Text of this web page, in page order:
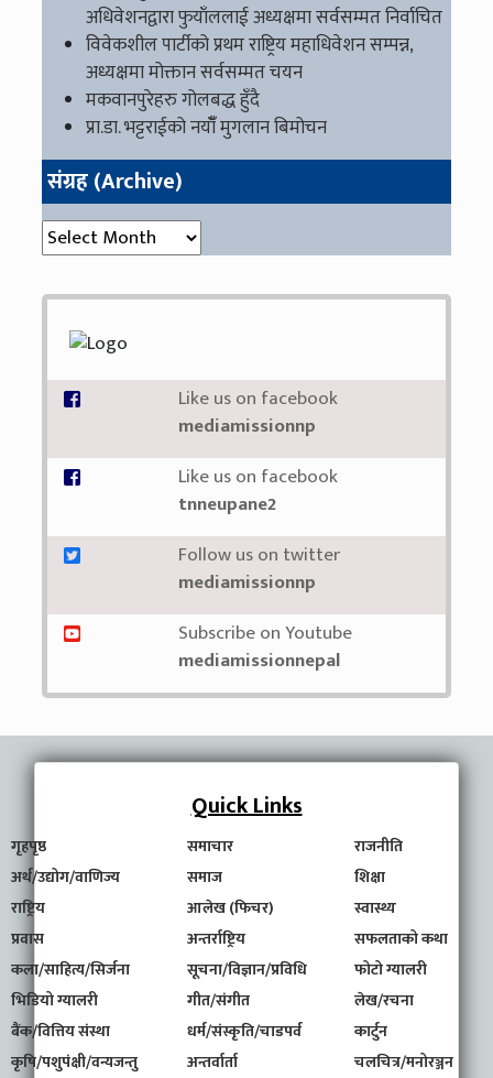
अधिवेशनद्वारा फुयाँललाई अध्यक्षमा सर्वसम्मत निर्वाचित
विवेकशील पार्टीको प्रथम राष्ट्रिय महाधिवेशन सम्पन्न,
अध्यक्षमा मोक्तान सर्वसम्मत चयन
मकवानपुरेहरु गोलबद्ध हुँदै
प्रा.डा. भट्टराईको नयाँँ मुगलान बिमोचन
संग्रह (Archive)
संग्रह (Archive)
Like us on facebook
mediamissionnp
Like us on facebook
tnneupane2
Follow us on twitter
mediamissionnp
Subscribe on Youtube
mediamissionnepal
Quick Links
गृहपृष्ठ समाचार
राजनीति
अर्थ/उद्योग/वाणिज्य
समाज
शिक्षा
राष्ट्रिय
आलेख (फिचर)
स्वास्थ्य
प्रवास
अन्तर्राष्ट्रिय
सफलताको कथा
कला/साहित्य/सिर्जना
सूचना/विज्ञान/प्रविधि
फोटो ग्यालरी
भिडियो ग्यालरी
गीत/संगीत
लेख/रचना
बैंक/वित्तिय संस्था
धर्म/संस्कृति/चाडपर्व
कार्टुन
कृषि/पशुपंक्षी/वन्यजन्तु
अन्तर्वार्ता
चलचित्र/मनोरञ्जन